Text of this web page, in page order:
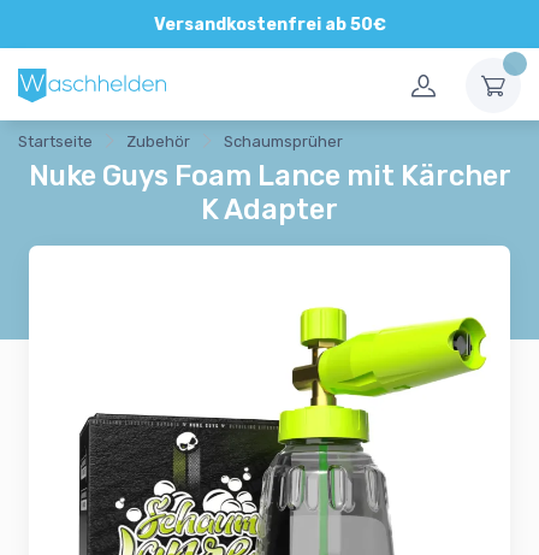
Versandkostenfrei ab 50€
Startseite Zubehör Schaumsprüher
Nuke Guys Foam Lance mit Kärcher
K Adapter